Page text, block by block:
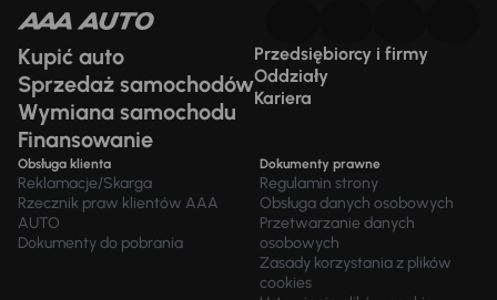
Kupić auto
Sprzedaż samochodów
Wymiana samochodu
Finansowanie
Przedsiębiorcy i firmy
Oddziały
Kariera
Obsługa klienta
Reklamacje/Skarga
Rzecznik praw klientów AAA
AUTO
Dokumenty do pobrania
Dokumenty prawne
Regulamin strony
Obsługa danych osobowych
Przetwarzanie danych
osobowych
Zasady korzystania z plików
cookies